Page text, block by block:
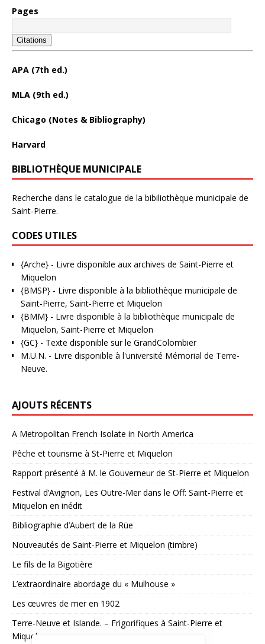
Pages
Citations
APA (7th ed.)
MLA (9th ed.)
Chicago (Notes & Bibliography)
Harvard
BIBLIOTHÈQUE MUNICIPALE
Recherche dans le catalogue de la bibiliothèque municipale de
Saint-Pierre.
CODES UTILES
{Arche} - Livre disponible aux archives de Saint-Pierre et
Miquelon
{BMSP} - Livre disponible à la bibliothèque municipale de
Saint-Pierre, Saint-Pierre et Miquelon
{BMM} - Livre disponible à la bibliothèque municipale de
Miquelon, Saint-Pierre et Miquelon
{GC} - Texte disponible sur le GrandColombier
M.U.N. - Livre disponible à l'université Mémorial de Terre-
Neuve.
AJOUTS RÉCENTS
A Metropolitan French Isolate in North America
Pêche et tourisme à St-Pierre et Miquelon
Rapport présenté à M. le Gouverneur de St-Pierre et Miquelon
Festival d’Avignon, Les Outre-Mer dans le Off: Saint-Pierre et
Miquelon en inédit
Bibliographie d’Aubert de la Rüe
Nouveautés de Saint-Pierre et Miquelon (timbre)
Le fils de la Bigotière
L’extraordinaire abordage du « Mulhouse »
Les œuvres de mer en 1902
Terre-Neuve et Islande. – Frigorifiques à Saint-Pierre et
Miquelon